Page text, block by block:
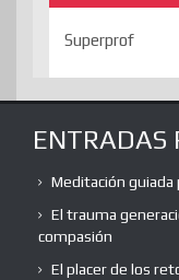
Superprof
ENTRADAS
Meditación guiada
El trauma
compasión
El placer de los